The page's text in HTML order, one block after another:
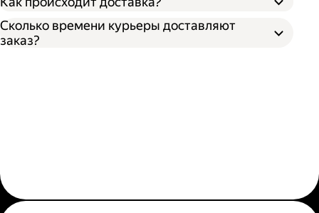
Сколько времени курьеры доставляют
заказ?